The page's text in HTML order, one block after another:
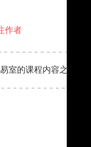
作者
室的课程内容之一，